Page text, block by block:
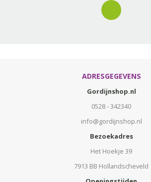
ADRESGEGEVENS
Gordijnshop.nl
0528 - 342340
info@gordijnshop.nl
Bezoekadres
Het Hoekje 39
7913 BB Hollandscheveld